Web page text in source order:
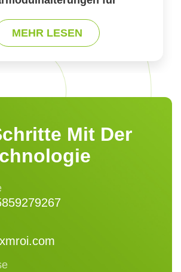
Solarmodulmontagen
MEHR LESEN
Mit Der